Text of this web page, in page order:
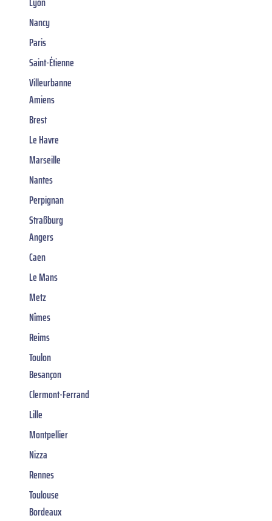
Nancy
Paris
Saint-Étienne
Villeurbanne
Amiens
Brest
Le Havre
Marseille
Nantes
Perpignan
Straßburg
Angers
Caen
Le Mans
Metz
Nîmes
Reims
Toulon
Besançon
Clermont-Ferrand
Lille
Montpellier
Nizza
Rennes
Toulouse
Bordeaux